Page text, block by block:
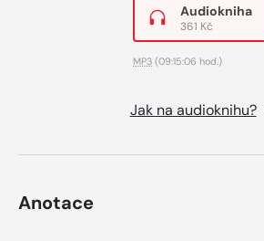
Audiokniha
361 Kč
MP3 (09:15:06 hod.)
Jak na audioknihu?
Anotace